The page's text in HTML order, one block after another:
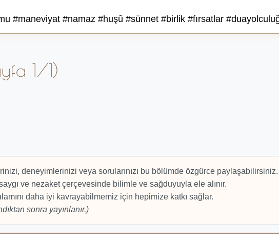
#maneviyat #namaz #huşû #sünnet #birlik #fırsatlar
1/1)
deneyimlerinizi veya sorularınızı bu bölümde özgürce paylaşabilirsiniz.
ve nezaket çerçevesinde bilimle ve sağduyuyla ele alınır.
daha iyi kavrayabilmemiz için hepimize katkı sağlar.
sonra yayınlanır.)